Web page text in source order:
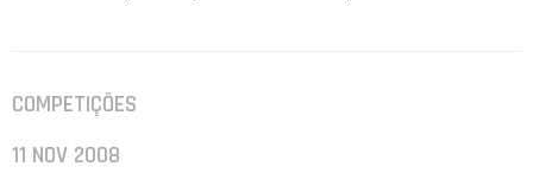
COMPETIÇÕES
11 NOV 2008